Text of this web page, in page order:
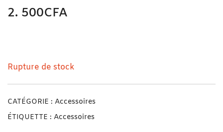
2. 500CFA
Rupture de stock
CATÉGORIE : Accessoires
ÉTIQUETTE : Accessoires